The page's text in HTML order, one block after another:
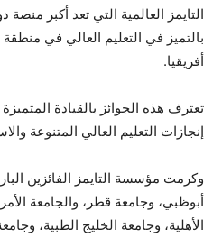
التايمز العالمية التي تعد أكبر
بالتميز في التعليم العالي في
أفريقيا.
تعترف هذه الجوائز بالقيادة
إنجازات التعليم العالي المتنوعة
أبوظبي، وجامعة قطر، والجامعة
الأهلية، وجامعة الخليج الطبية،